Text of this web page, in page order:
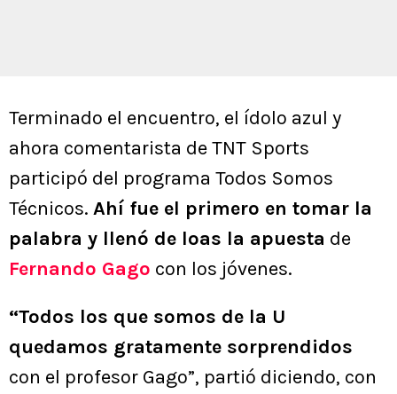
Terminado el encuentro, el ídolo azul y
ahora comentarista de TNT Sports
participó del programa Todos Somos
Técnicos. Ahí fue el primero en tomar la
palabra y llenó de loas la apuesta de
Fernando Gago con los jóvenes.
“Todos los que somos de la U
quedamos gratamente sorprendidos
con el profesor Gago”, partió diciendo, con